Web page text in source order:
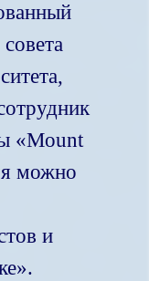
«Mount
можно
и